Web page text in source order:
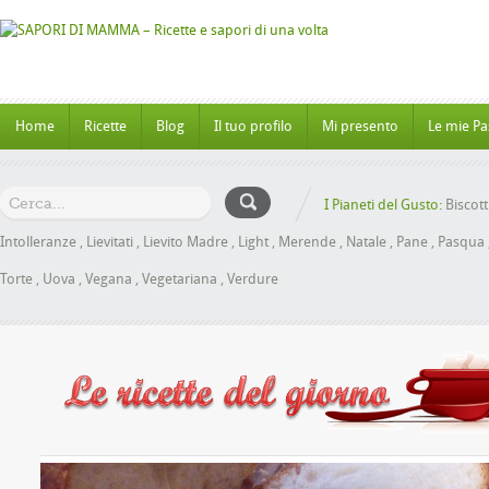
Home Ricette Blog Il tuo profilo Mi presento Le mie
I Pianeti del Gusto:
Intolleranze , Lievitati , Lievito Madre , Light , Merende , Natale , Pane , Pasqua
Torte , Uova , Vegana , Vegetariana , Verdure
al Miele senza